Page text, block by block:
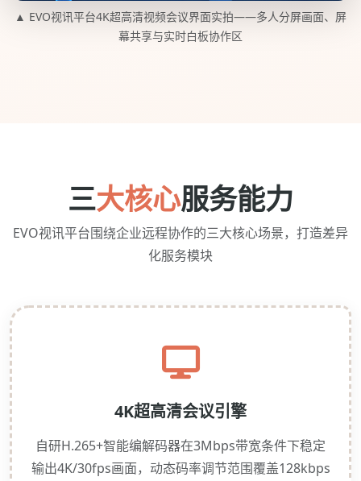
▲ EVO视讯平台4K超高清视频会议界面实拍——多人分屏画面、屏
幕共享与实时白板协作区
三大核心服务能力
EVO视讯平台围绕企业远程协作的三大核心场景，打造差异
化服务模块
4K超高清会议引擎
自研H.265+智能编解码器在3Mbps带宽条件下稳定
输出4K/30fps画面，动态码率调节范围覆盖128kbps